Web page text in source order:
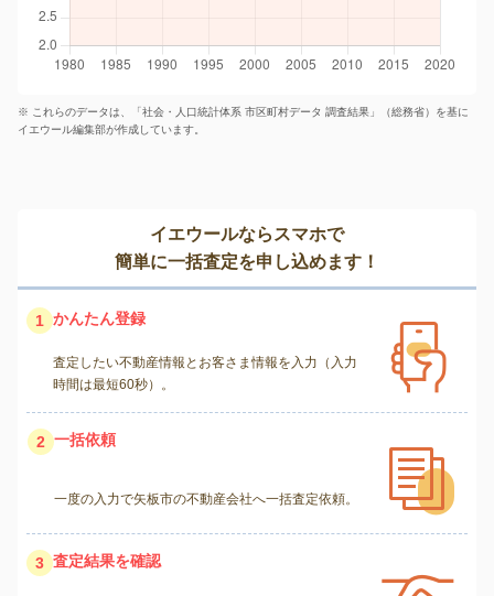
※ これらのデータは、「社会・人口統計体系 市区町村データ 調査結果」（総務省）を基に
イエウール編集部が作成しています。
イエウールならスマホで
簡単に一括査定を申し込めます！
1 かんたん登録
査定したい不動産情報とお客さま情報を入力（入力
時間は最短60秒）。
2 一括依頼
一度の入力で矢板市の不動産会社へ一括査定依頼。
3 査定結果を確認